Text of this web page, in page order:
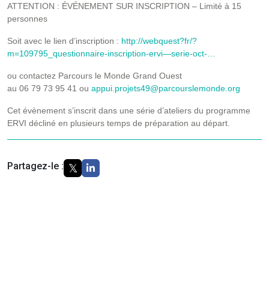
ATTENTION : ÉVÉNEMENT SUR INSCRIPTION – Limité à 15
personnes
Soit avec le lien d’inscription : http://webquest?fr/?
m=109795_questionnaire-inscription-ervi—serie-oct-…
ou contactez Parcours le Monde Grand Ouest
au 06 79 73 95 41 ou appui.projets49@parcourslemonde.org
Cet évènement s’inscrit dans une série d’ateliers du programme
ERVI décliné en plusieurs temps de préparation au départ.
Partagez-le :